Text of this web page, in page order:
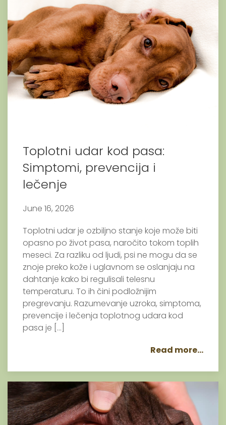
Toplotni udar kod pasa:
Simptomi, prevencija i
lečenje
June 16, 2026
Toplotni udar je ozbiljno stanje koje može biti
opasno po život pasa, naročito tokom toplih
meseci. Za razliku od ljudi, psi ne mogu da se
znoje preko kože i uglavnom se oslanjaju na
dahtanje kako bi regulisali telesnu
temperaturu. To ih čini podložnijim
pregrevanju. Razumevanje uzroka, simptoma,
prevencije i lečenja toplotnog udara kod
pasa je […]
Read more...